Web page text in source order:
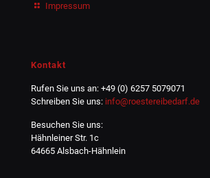
Impressum
Kontakt
Rufen Sie uns an: +49 (0) 6257 5079071
Schreiben Sie uns: info@roestereibedarf.de
Besuchen Sie uns:
Hähnleiner Str. 1c
64665 Alsbach-Hähnlein